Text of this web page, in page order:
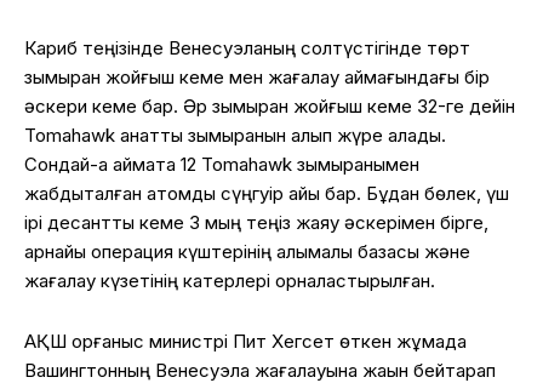
Кариб теңізінде Венесуэланың солтүстігінде төрт
зымыран жойғыш кеме мен жағалау аймағындағы бір
әскери кеме бар. Әр зымыран жойғыш кеме 32-ге дейін
Tomahawk қанатты зымыранын алып жүре алады.
Сондай-ақ аймақта 12 Tomahawk зымыранымен
жабдықталған атомдық сүңгуір қайық бар. Бұдан бөлек, үш
ірі десанттық кеме 3 мың теңіз жаяу әскерімен бірге,
арнайы операция күштерінің қалқымалы базасы және
жағалау күзетінің катерлері орналастырылған.
АҚШ қорғаныс министрі Пит Хегсет өткен жұмада
Вашингтонның Венесуэла жағалауына жақын бейтарап